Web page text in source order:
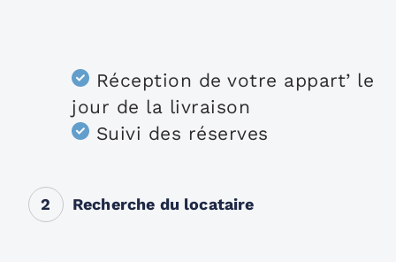
Réception de votre appart’ le
jour de la livraison
Suivi des réserves
2 Recherche du locataire